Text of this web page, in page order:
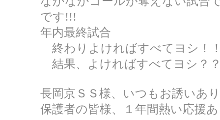
です!!!
年内最終試合
終わりよければすべてヨシ！
結果、よければすべてヨシ？
長岡京ＳＳ様、いつもお誘いあ
保護者の皆様、１年間熱い応援